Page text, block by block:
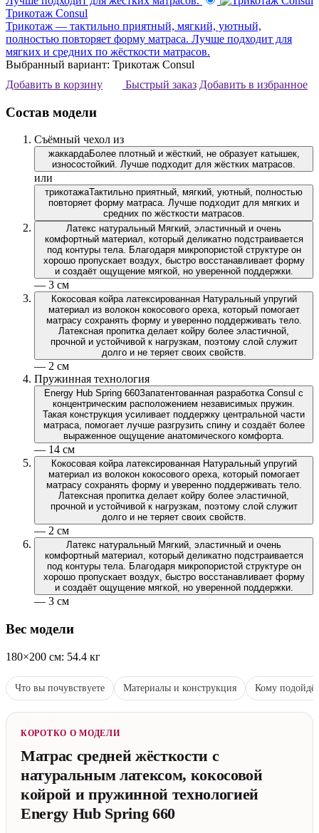
Трикотаж Consul
Трикотаж — тактильно приятный, мягкий, уютный,
полностью повторяет форму матраса. Лучше подходит для
мягких и средних по жёсткости матрасов.
Выбранный вариант: Трикотаж Consul
Добавить в корзину
Быстрый заказ Добавить в избранное
Состав модели
Съёмный чехол из
жаккардаБолее плотный и жёсткий, не образует катышек,
износостойкий. Лучше подходит для жёстких матрасов.
или
трикотажаТактильно приятный, мягкий, уютный, полностью
повторяет форму матраса. Лучше подходит для мягких и
средних по жёсткости матрасов.
Латекс натуральный Мягкий, эластичный и очень
комфортный материал, который деликатно подстраивается
под контуры тела. Благодаря микропористой структуре он
хорошо пропускает воздух, быстро восстанавливает форму
и создаёт ощущение мягкой, но уверенной поддержки.
— 3 см
Кокосовая койра латексированнаяНатуральный упругий
материал из волокон кокосового ореха, который помогает
матрасу сохранять форму и уверенно поддерживать тело.
Латексная пропитка делает койру более эластичной,
прочной и устойчивой к нагрузкам, поэтому слой служит
долго и не теряет своих свойств.
— 2 см
Пружинная технология
Energy Hub Spring 660Запатентованная разработка Consul с
концентрическим расположением независимых пружин.
Такая конструкция усиливает поддержку центральной части
матраса, помогает лучше разгрузить спину и создаёт более
выраженное ощущение анатомического комфорта.
— 14 см
Кокосовая койра латексированнаяНатуральный упругий
материал из волокон кокосового ореха, который помогает
матрасу сохранять форму и уверенно поддерживать тело.
Латексная пропитка делает койру более эластичной,
прочной и устойчивой к нагрузкам, поэтому слой служит
долго и не теряет своих свойств.
— 2 см
Латекс натуральный Мягкий, эластичный и очень
комфортный материал, который деликатно подстраивается
под контуры тела. Благодаря микропористой структуре он
хорошо пропускает воздух, быстро восстанавливает форму
и создаёт ощущение мягкой, но уверенной поддержки.
— 3 см
Вес модели
180×200 см: 54.4 кг
Что вы почувствуете Материалы и конструкция Кому подойдёт
КОРОТКО О МОДЕЛИ
Матрас средней жёсткости с
натуральным латексом, кокосовой
койрой и пружинной технологией
Energy Hub Spring 660